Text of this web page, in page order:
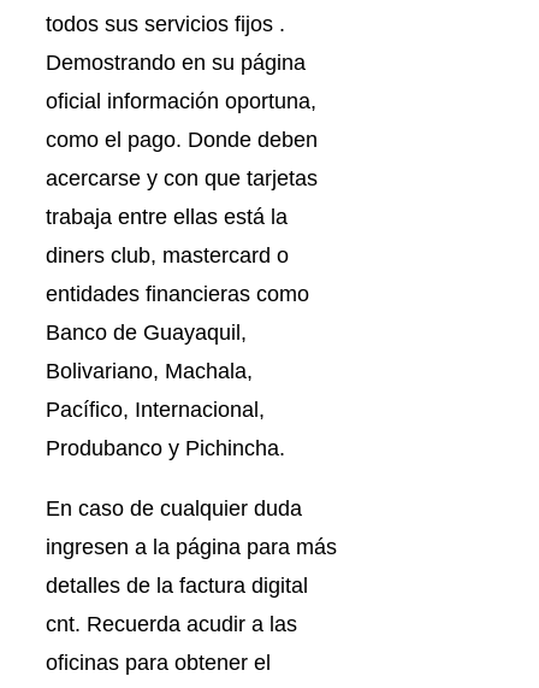
todos sus servicios fijos .
Demostrando en su página
oficial información oportuna,
como el pago. Donde deben
acercarse y con que tarjetas
trabaja entre ellas está la
diners club, mastercard o
entidades financieras como
Banco de Guayaquil,
Bolivariano, Machala,
Pacífico, Internacional,
Produbanco y Pichincha.
En caso de cualquier duda
ingresen a la página para más
detalles de la factura digital
cnt. Recuerda acudir a las
oficinas para obtener el